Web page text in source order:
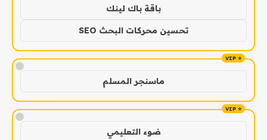
باقة باك لينك
تحسين محركات البحث SEO
!
ماسنجر المسلم
!
ضوء التعليمي